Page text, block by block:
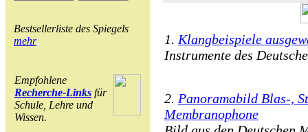
Bestsellerliste des Spiegels
mehr
Empfohlene
Recherche-Links für
Schule, Lehre und
Wissen.
1. Klangbeispiele
Instrumente des
2. Panoramabild Blas-,
Membranophone